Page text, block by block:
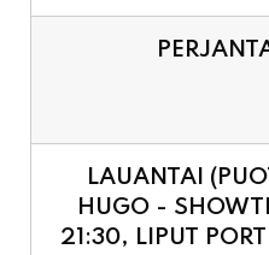
21:30, LIPUT
RANNEKKEIDEN
20:30